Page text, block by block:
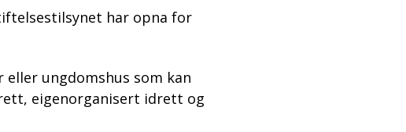
har opna for
ungdomshus som kan
eigenorganisert idrett og